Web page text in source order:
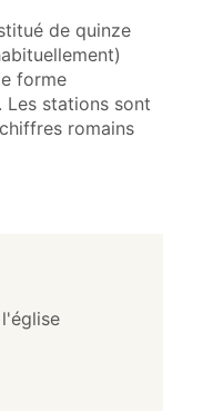
de quinze
forme
Les stations sont
romains